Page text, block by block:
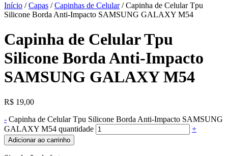
Início /Capas /Capinhas de Celular/ Capinha de Celular Tpu
Silicone Borda Anti-Impacto SAMSUNG GALAXY M54
Capinha de Celular Tpu
Silicone Borda Anti-Impacto
SAMSUNG GALAXY M54
R$ 19,00
- Capinha de Celular Tpu Silicone Borda Anti-Impacto SAMSUNG
GALAXY M54 quantidade
+
Adicionar ao carrinho